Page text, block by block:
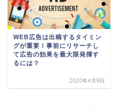
WEB広告は出稿するタイミン
グが重要！事前にリサーチし
て広告の効果を最大限発揮す
るには？
2020年4月8日